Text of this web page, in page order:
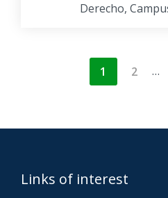
Derecho,
1 2 …
Links of interest